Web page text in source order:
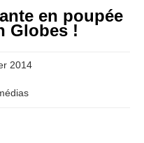
en poupée
Globes !
2014